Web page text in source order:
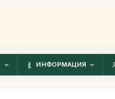
ИНФОРМАЦИЯ